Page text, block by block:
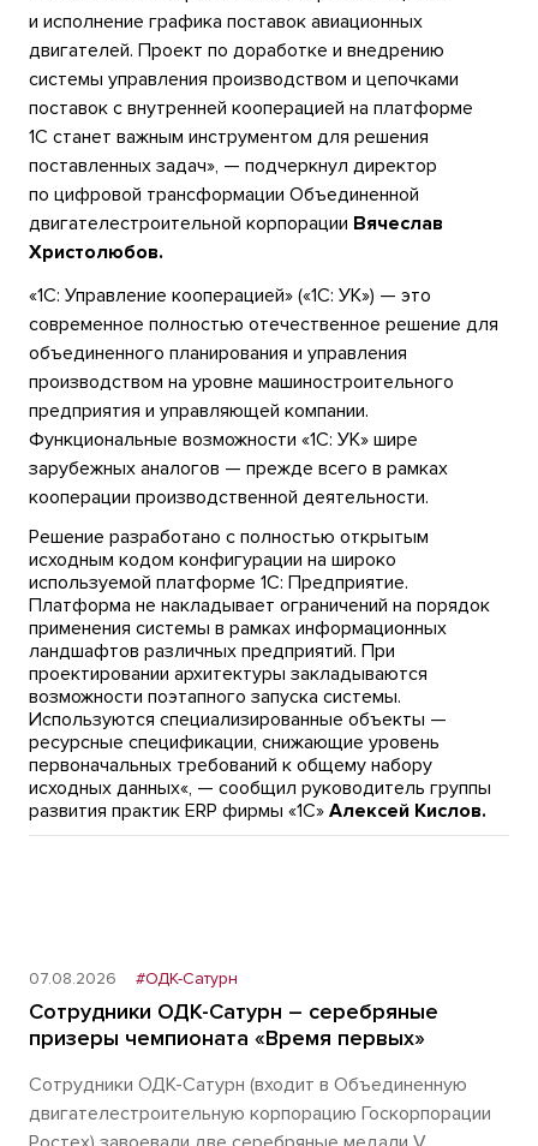
и исполнение графика поставок авиационных
двигателей. Проект по доработке и внедрению
системы управления производством и цепочками
поставок с внутренней кооперацией на платформе
1С станет важным инструментом для решения
поставленных задач», — подчеркнул директор
по цифровой трансформации Объединенной
двигателестроительной корпорации Вячеслав
Христолюбов.
«1C: Управление кооперацией» («1С: УК») — это
современное полностью отечественное решение для
объединенного планирования и управления
производством на уровне машиностроительного
предприятия и управляющей компании.
Функциональные возможности «1С: УК» шире
зарубежных аналогов — прежде всего в рамках
кооперации производственной деятельности.
Решение разработано с полностью открытым
исходным кодом конфигурации на широко
используемой платформе 1С: Предприятие.
Платформа не накладывает ограничений на порядок
применения системы в рамках информационных
ландшафтов различных предприятий. При
проектировании архитектуры закладываются
возможности поэтапного запуска системы.
Используются специализированные объекты —
ресурсные спецификации, снижающие уровень
первоначальных требований к общему набору
исходных данных«, — сообщил руководитель группы
развития практик ERP фирмы «1С» Алексей Кислов.
07.08.2026 #ОДК-Сатурн
Сотрудники ОДК-Сатурн – серебряные
призеры чемпионата «Время первых»
Сотрудники ОДК-Сатурн (входит в Объединенную
двигателестроительную корпорацию Госкорпорации